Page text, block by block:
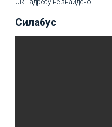
URL-адресу не знайдено
Силабус